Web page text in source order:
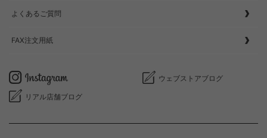
よくあるご質問
FAX注文用紙
ウェブストアブログ
リアル店舗ブログ